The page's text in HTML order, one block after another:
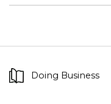
Doing Business